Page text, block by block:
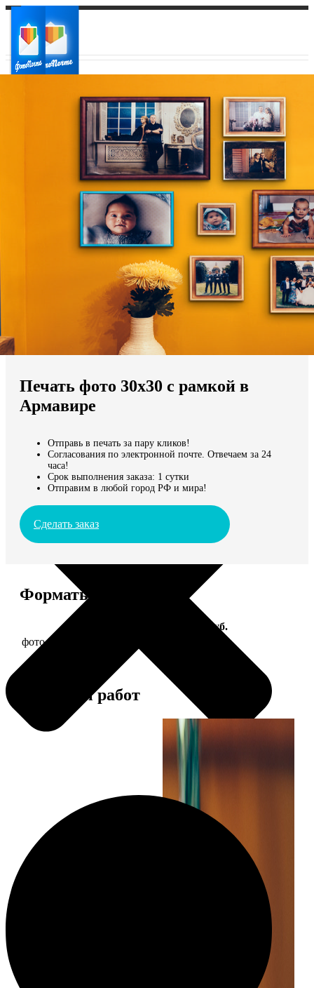
Ваш регион доставки
Выберите из списка:
Мы доставляем по всему миру
Продолжить без города
Печать фото 30х30 с рамкой в
Армавире
Отправь в печать за пару кликов!
Согласования по электронной почте. Отвечаем за 24
часа!
Срок выполнения заказа: 1 сутки
Отправим в любой город РФ и мира!
Сделать заказ
Форматы и цены
Цена, руб.
фото 30х30 в деревянной рамке
Примеры работ